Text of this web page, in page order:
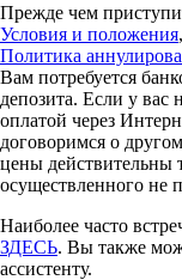
Прежде чем
Условия и положения,
Политика
Вам потребуется
депозита. Если у вас
оплатой через
договоримся о
цены действительны
осуществленного не
Наиболее часто
ЗДЕСЬ. Вы также
ассистенту.